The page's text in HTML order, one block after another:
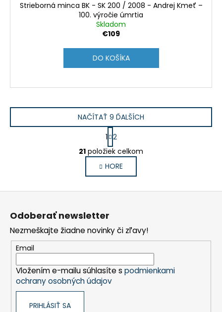
Strieborná minca BK - SK 200 / 2008 - Andrej Kmeť –
100. výročie úmrtia
Skladom
€109
DO KOŠÍKA
O
v
l
á
d
e
p
r
v
k
NAČÍTAŤ 9 ĎALŠÍCH
S
t
r
á
n
k
o
i
e
1 2
21 položiek celkom
HORE
Odoberať newsletter
Nezmeškajte žiadne novinky či zľavy!
Email
Vložením e-mailu súhlasíte s podmienkami
ochrany osobných údajov
PRIHLÁSIŤ SA